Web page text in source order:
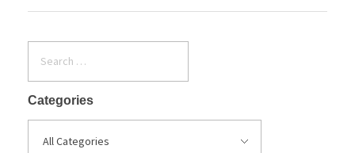
Categories